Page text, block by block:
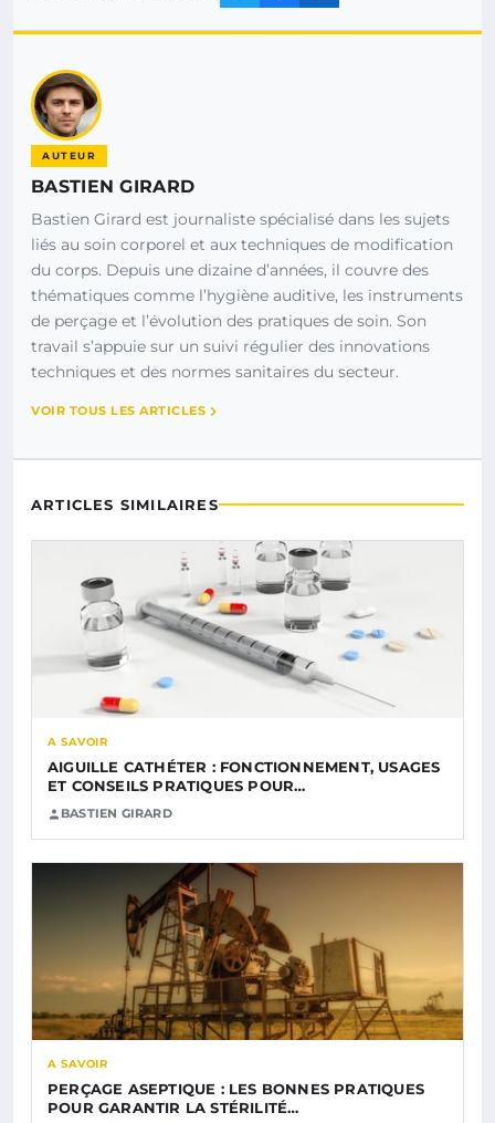
AUTEUR
BASTIEN GIRARD
Bastien Girard est journaliste spécialisé dans les sujets
liés au soin corporel et aux techniques de modification
du corps. Depuis une dizaine d’années, il couvre des
thématiques comme l’hygiène auditive, les instruments
de perçage et l’évolution des pratiques de soin. Son
travail s’appuie sur un suivi régulier des innovations
techniques et des normes sanitaires du secteur.
VOIR TOUS LES ARTICLES
ARTICLES SIMILAIRES
A SAVOIR
AIGUILLE CATHÉTER : FONCTIONNEMENT, USAGES
ET CONSEILS PRATIQUES POUR…
BASTIEN GIRARD
A SAVOIR
PERÇAGE ASEPTIQUE : LES BONNES PRATIQUES
POUR GARANTIR LA STÉRILITÉ…